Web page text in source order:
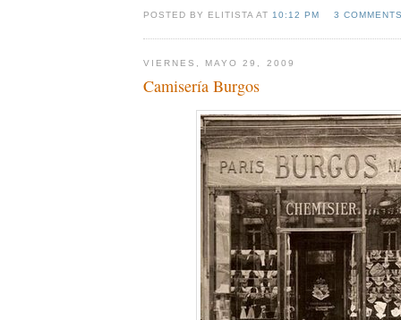
POSTED BY ELITISTA AT 10:12 PM 3
VIERNES, MAYO 29, 2009
Camisería Burgos